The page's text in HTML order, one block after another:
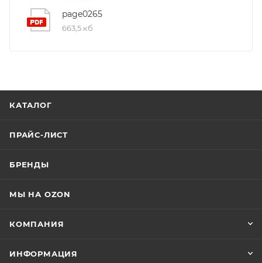
page0265
663,5 кб
КАТАЛОГ
ПРАЙС-ЛИСТ
БРЕНДЫ
МЫ НА OZON
КОМПАНИЯ
ИНФОРМАЦИЯ